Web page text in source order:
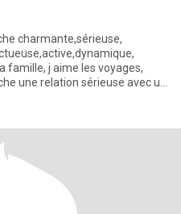
charmante,sérieuse,
famille, j aime les voyages,
une relation sérieuse avec un